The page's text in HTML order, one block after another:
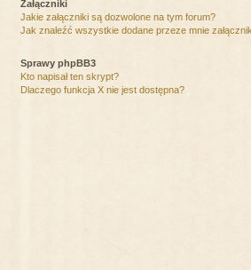
Załączniki
Jakie załączniki są dozwolone na tym forum?
Jak znaleźć wszystkie dodane przeze mnie
Sprawy phpBB3
Kto napisał ten skrypt?
Dlaczego funkcja X nie jest dostępna?